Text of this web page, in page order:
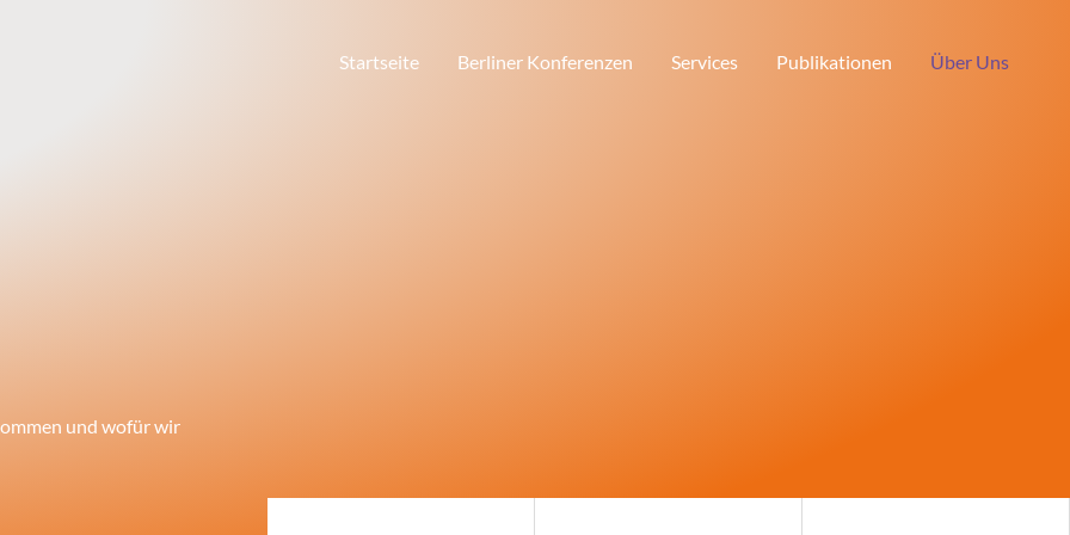
Startseite Berliner Konferenzen Services Publikationen Über Uns
und wofür wir